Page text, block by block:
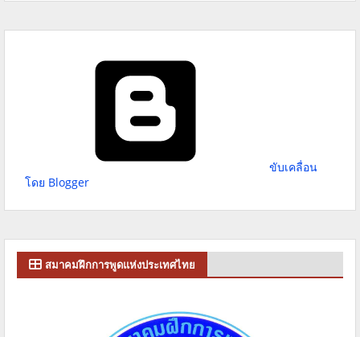
ขับเคลื่อน
โดย Blogger
สมาคมฝึกการพูดแห่งประเทศไทย